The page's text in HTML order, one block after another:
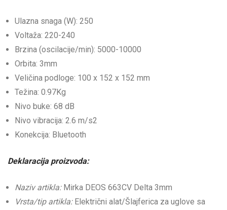
Ulazna snaga (W): 250
Voltaža: 220-240
Brzina (oscilacije/min): 5000-10000
Orbita: 3mm
Veličina podloge: 100 x 152 x 152 mm
Težina: 0.97Kg
Nivo buke: 68 dB
Nivo vibracija: 2.6 m/s2
Konekcija: Bluetooth
Deklaracija proizvoda:
Naziv artikla:Mirka DEOS 663CV Delta 3mm
Vrsta/tip artikla: Električni alat/Šlajferica za uglove sa